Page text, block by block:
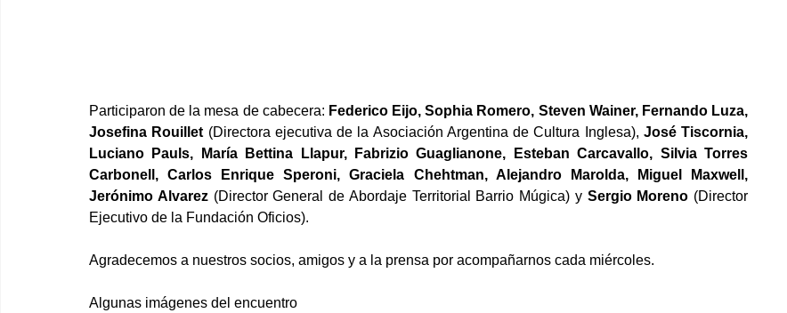
Participaron de la mesa de cabecera: Federico Eijo, Sophia Romero, Steven Wainer, Fernando Luza,
Josefina Rouillet (Directora ejecutiva de la Asociación Argentina de Cultura Inglesa), José Tiscornia,
Luciano Pauls, María Bettina Llapur, Fabrizio Guaglianone, Esteban Carcavallo, Silvia Torres
Carbonell, Carlos Enrique Speroni, Graciela Chehtman, Alejandro Marolda, Miguel Maxwell,
Jerónimo Alvarez (Director General de Abordaje Territorial Barrio Múgica) y Sergio Moreno (Director
Ejecutivo de la Fundación Oficios).
Agradecemos a nuestros socios, amigos y a la prensa por acompañarnos cada miércoles.
Algunas imágenes del encuentro